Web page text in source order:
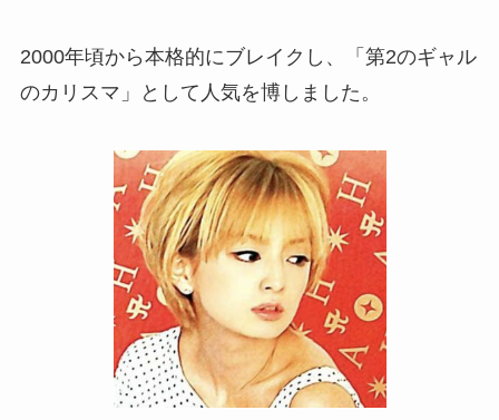
2000年頃から本格的にブレイクし、「第2のギャル
のカリスマ」として人気を博しました。